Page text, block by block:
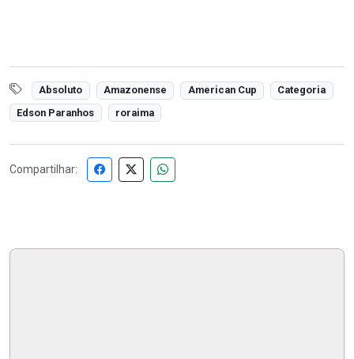
Absoluto Amazonense American Cup
Categoria
Edson Paranhos
roraima
Compartilhar: